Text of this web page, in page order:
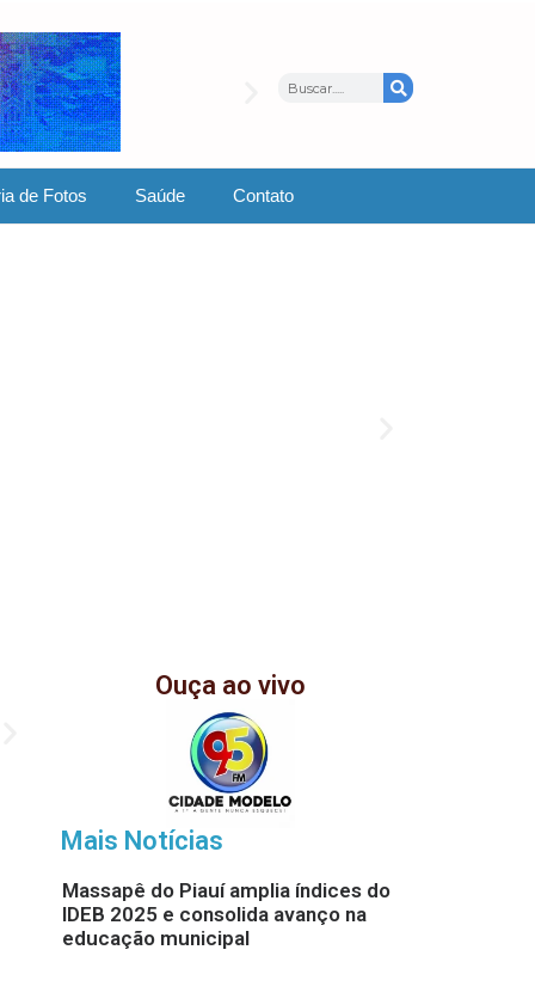
de Fotos Saúde Contato
Ouça ao vivo
Mais Notícias
Massapê do Piauí amplia índices do
IDEB 2025 e consolida avanço na
educação municipal